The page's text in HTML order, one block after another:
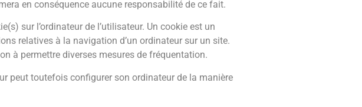
en conséquence aucune responsabilité de ce fait.
sur l’ordinateur de l’utilisateur. Un cookie est un
relatives à la navigation d’un ordinateur sur un site.
à permettre diverses mesures de fréquentation.
peut toutefois configurer son ordinateur de la manière